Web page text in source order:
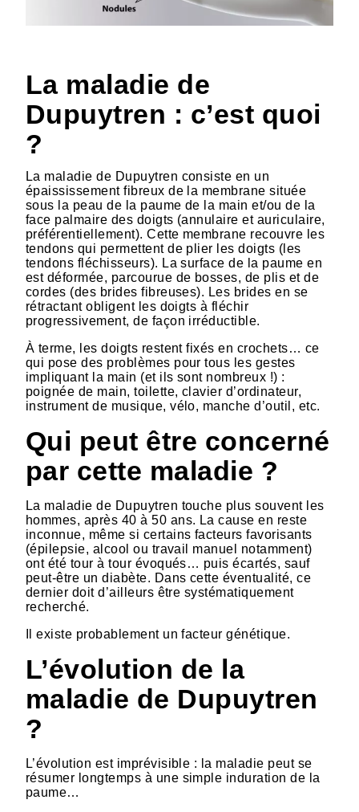
HTML
La maladie de
Dupuytren : c’est quoi
?
La maladie de Dupuytren consiste en un
épaississement fibreux de la membrane située
sous la peau de la paume de la main et/ou de la
face palmaire des doigts (annulaire et auriculaire,
préférentiellement). Cette membrane recouvre les
tendons qui permettent de plier les doigts (les
tendons fléchisseurs). La surface de la paume en
est déformée, parcourue de bosses, de plis et de
cordes (des brides fibreuses). Les brides en se
rétractant obligent les doigts à fléchir
progressivement, de façon irréductible.
À terme, les doigts restent fixés en crochets… ce
qui pose des problèmes pour tous les gestes
impliquant la main (et ils sont nombreux !) :
poignée de main, toilette, clavier d’ordinateur,
instrument de musique, vélo, manche d’outil, etc.
Qui peut être concerné
par cette maladie ?
La maladie de Dupuytren touche plus souvent les
hommes, après 40 à 50 ans. La cause en reste
inconnue, même si certains facteurs favorisants
(épilepsie, alcool ou travail manuel notamment)
ont été tour à tour évoqués… puis écartés, sauf
peut-être un diabète. Dans cette éventualité, ce
dernier doit d’ailleurs être systématiquement
recherché.
Il existe probablement un facteur génétique.
L’évolution de la
maladie de Dupuytren
?
L’évolution est imprévisible : la maladie peut se
résumer longtemps à une simple induration de la
paume…